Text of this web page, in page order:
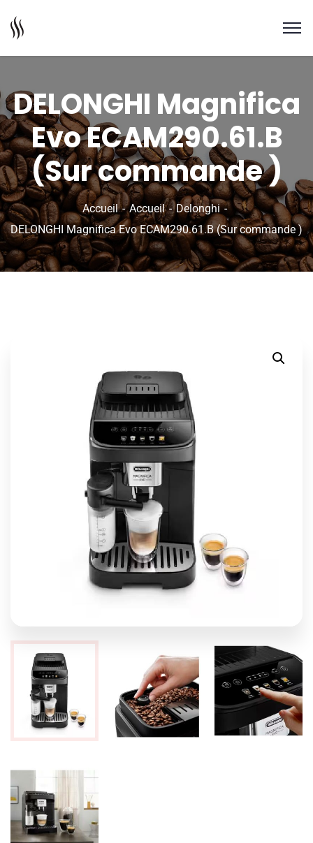
DELONGHI Magnifica
Evo ECAM290.61.B
(Sur commande )
Accueil Accueil
Delonghi
DELONGHI Magnifica Evo ECAM290.61.B (Sur commande )